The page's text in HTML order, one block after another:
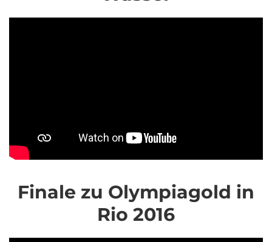
Finale zu Olympiagold in
Rio 2016